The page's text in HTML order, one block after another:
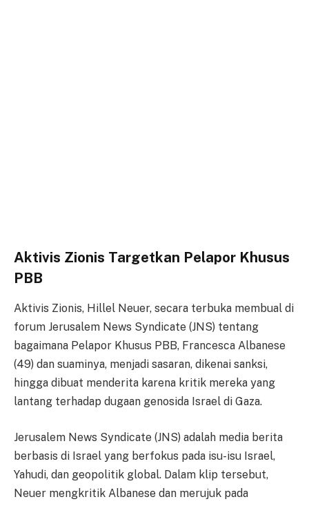
Aktivis Zionis Targetkan Pelapor Khusus
PBB
Aktivis Zionis, Hillel Neuer, secara terbuka membual di
forum Jerusalem News Syndicate (JNS) tentang
bagaimana Pelapor Khusus PBB, Francesca Albanese
(49) dan suaminya, menjadi sasaran, dikenai sanksi,
hingga dibuat menderita karena kritik mereka yang
lantang terhadap dugaan genosida Israel di Gaza.
Jerusalem News Syndicate (JNS) adalah media berita
berbasis di Israel yang berfokus pada isu-isu Israel,
Yahudi, dan geopolitik global. Dalam klip tersebut,
Neuer mengkritik Albanese dan merujuk pada